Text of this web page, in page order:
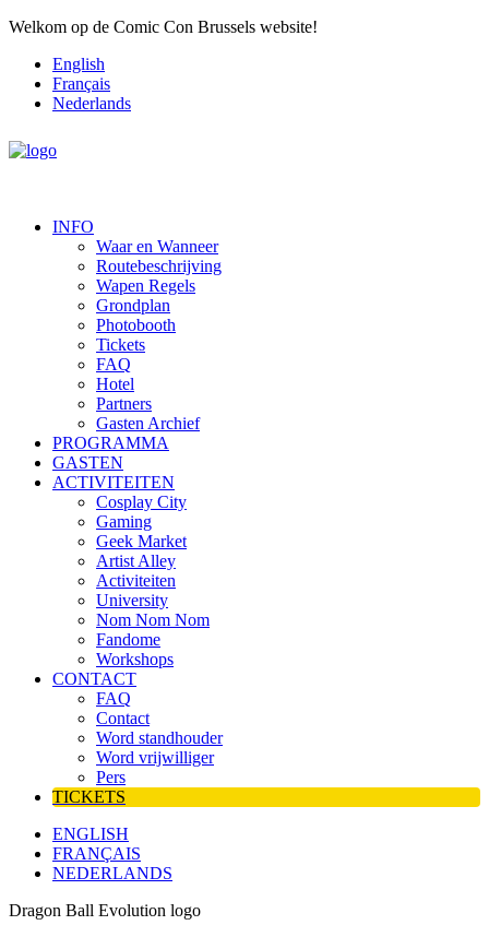
Welkom op de Comic Con Brussels website!
English
Français
Nederlands
INFO
Waar en Wanneer
Routebeschrijving
Wapen Regels
Grondplan
Photobooth
Tickets
FAQ
Hotel
Partners
Gasten Archief
PROGRAMMA
GASTEN
ACTIVITEITEN
Cosplay City
Gaming
Geek Market
Artist Alley
Activiteiten
University
Nom Nom Nom
Fandome
Workshops
CONTACT
FAQ
Contact
Word standhouder
Word vrijwilliger
Pers
TICKETS
ENGLISH
FRANÇAIS
NEDERLANDS
Dragon Ball Evolution logo